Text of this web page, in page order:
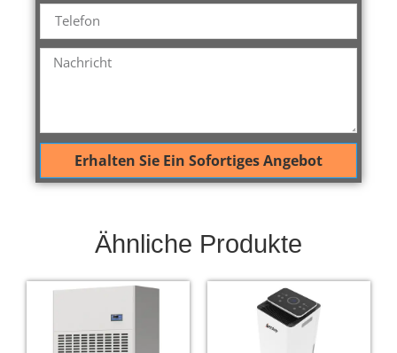
Erhalten Sie Ein Sofortiges Angebot
Ähnliche Produkte